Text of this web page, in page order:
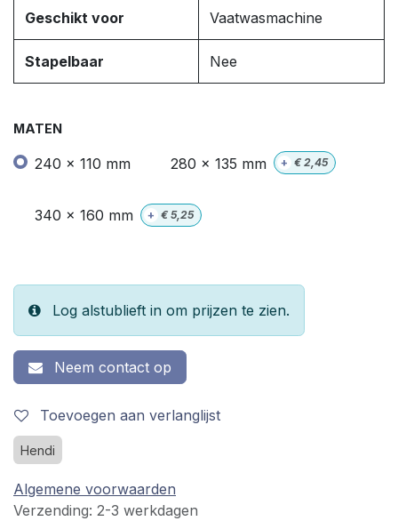
Geschikt voor Vaatwasmachine
Stapelbaar Nee
MATEN
240 x 110 mm 280 x 135 mm + € 2,45
340 x 160 mm + € 5,25
Log alstublieft in om prijzen te zien.
Neem contact op
Toevoegen aan verlanglijst
Hendi
Algemene voorwaarden
Verzending: 2-3 werkdagen